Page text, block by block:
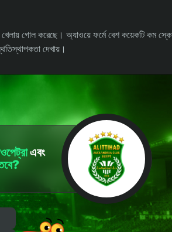
খেলায় গোল করেছে। অ্যাওয়ে ফর্মে বেশ কয়েকটি কম
দেখায়।
এবং